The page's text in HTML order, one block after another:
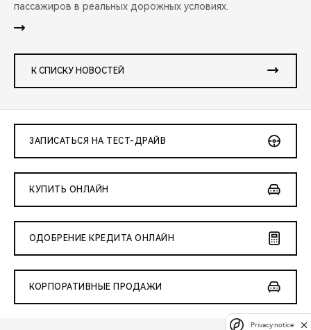
пассажиров в реальных дорожных условиях.
К СПИСКУ НОВОСТЕЙ
ЗАПИСАТЬСЯ НА ТЕСТ-ДРАЙВ
КУПИТЬ ОНЛАЙН
ОДОБРЕНИЕ КРЕДИТА ОНЛАЙН
КОРПОРАТИВНЫЕ ПРОДАЖИ
Privacy notice